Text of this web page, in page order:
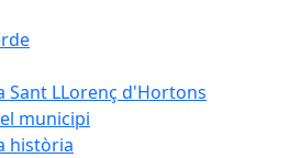
Sant LLorenç d'Hortons
municipi
història